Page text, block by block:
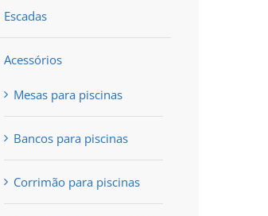
Escadas
Acessórios
Mesas para piscinas
Bancos para piscinas
Corrimão para piscinas